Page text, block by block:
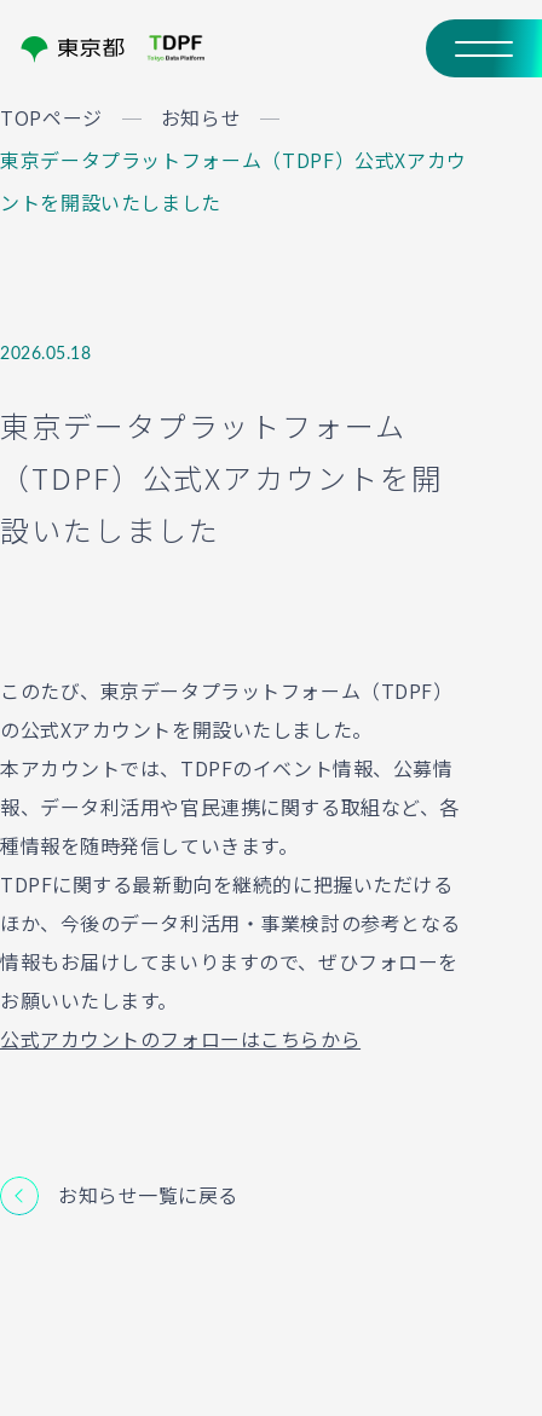
TOPページ
お知らせ
東京データプラットフォーム（TDPF）公式Xアカウ
ントを開設いたしました
東京データプラットフォーム
（TDPF）公式Xアカウントを開
設いたしました
2026.05.18
このたび、東京データプラットフォーム（TDPF）
の公式Xアカウントを開設いたしました。
本アカウントでは、TDPFのイベント情報、公募情
報、データ利活用や官民連携に関する取組など、各
種情報を随時発信していきます。
TDPFに関する最新動向を継続的に把握いただける
ほか、今後のデータ利活用・事業検討の参考となる
情報もお届けしてまいりますので、ぜひフォローを
お願いいたします。
公式アカウントのフォローはこちらから
お知らせ一覧に戻る